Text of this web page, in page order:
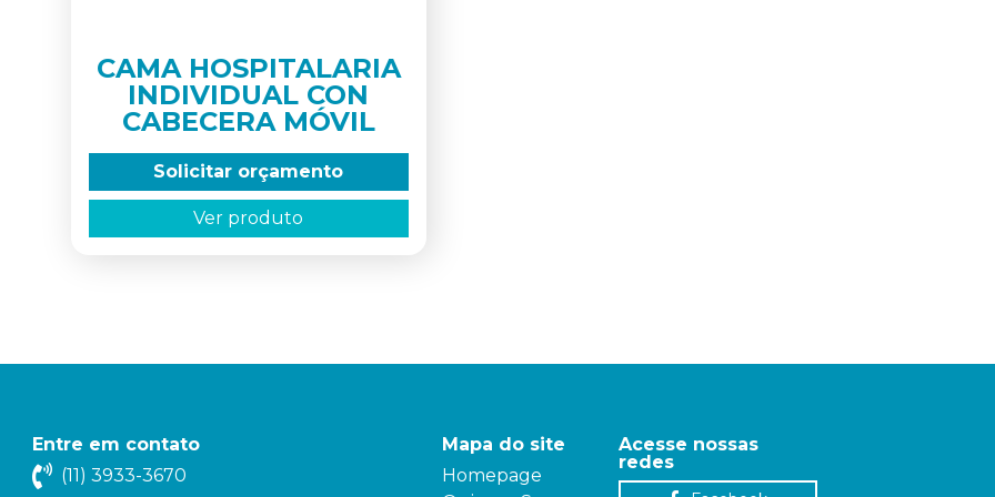
CAMA HOSPITALARIA
INDIVIDUAL CON
CABECERA MÓVIL
Solicitar orçamento
Ver produto
Entre em contato
(11) 3933-3670
Mapa do site
Homepage
Acesse nossas
redes